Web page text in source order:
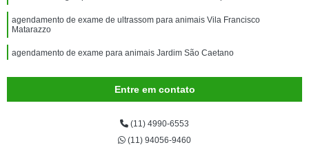
agendamento de exame de ultrassom para animais Vila Francisco
Matarazzo
agendamento de exame para animais Jardim São Caetano
exame de sangue para animais Vila Lucinda
exame de endoscopia veterinária marcar Parque Oratório
onde agendar exame de eletrocardiograma veterinário Jardim Clube de
Entre em contato
(11) 4990-6553
(11) 94056-9460